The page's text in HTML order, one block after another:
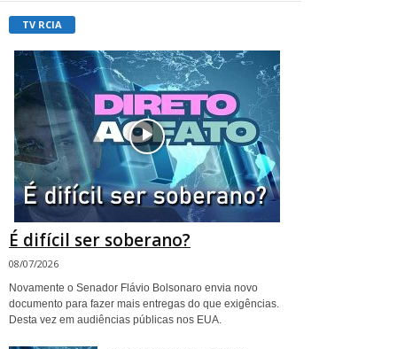
TV RCIA
É difícil ser soberano?
08/07/2026
Novamente o Senador Flávio Bolsonaro envia novo
documento para fazer mais entregas do que exigências.
Desta vez em audiências públicas nos EUA.